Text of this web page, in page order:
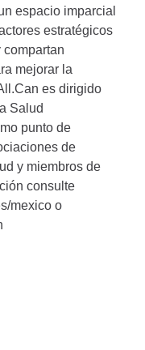
espacio imparcial
estratégicos
compartan
mejorar la
es dirigido
Salud
punto de
de
y miembros de
consulte
mexico o